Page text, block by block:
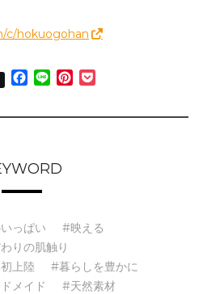
c/hokuogohan
Facebook
Line Pinterest
っぱい
#映える
りの肌触り
上陸
#暮らしを豊かに
メイド
#天然素材